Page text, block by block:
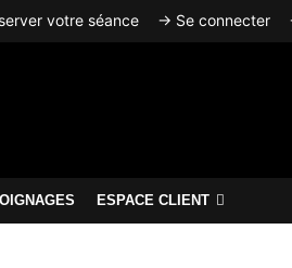
votre séance → Se connecter
ESPACE CLIENT